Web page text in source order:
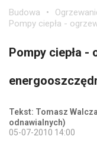
Budowa
Pompy ciepła -
Pompy ciepła -
Tekst: Tomasz
odnawialnych)
05-07-2010 14:00